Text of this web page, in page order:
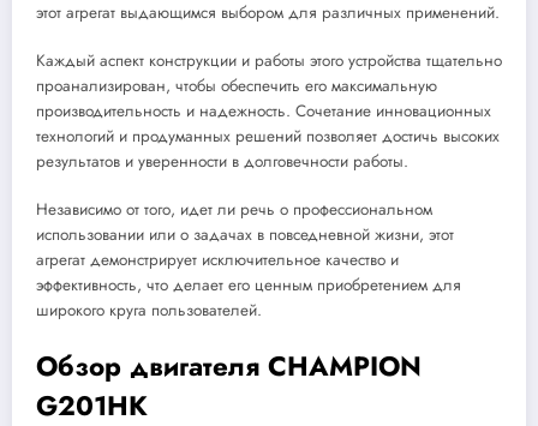
этот агрегат выдающимся выбором для различных применений.
Каждый аспект конструкции и работы этого устройства тщательно
проанализирован, чтобы обеспечить его максимальную
производительность и надежность. Сочетание инновационных
технологий и продуманных решений позволяет достичь высоких
результатов и уверенности в долговечности работы.
Независимо от того, идет ли речь о профессиональном
использовании или о задачах в повседневной жизни, этот
агрегат демонстрирует исключительное качество и
эффективность, что делает его ценным приобретением для
широкого круга пользователей.
Обзор двигателя CHAMPION
G201HK